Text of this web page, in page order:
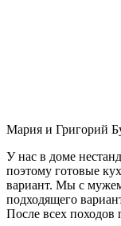
Мария и Григорий
У нас в доме
поэтому готовые
вариант. Мы с
подходящего
После всех